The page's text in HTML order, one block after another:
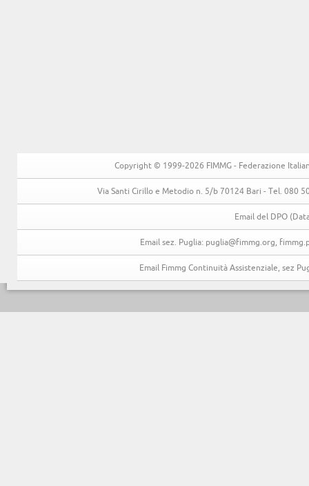
Copyright © 1999-2026 FIMMG - Federazione
Via Santi Cirillo e Metodio n. 5/b 70124 Bari - Tel. 080
Email del DPO
Email sez. Puglia: puglia@fimmg.org,
Email Fimmg Continuità Assistenziale, sez